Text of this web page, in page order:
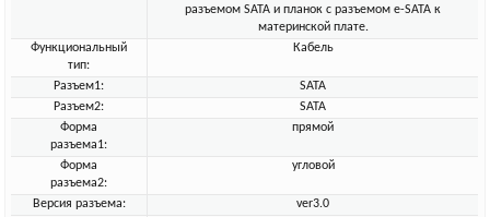
разъемом SATA и планок с разъемом e-SATA к
материнской плате.
Функциональный
тип:
Кабель
Разъем1:
SATA
Разъем2:
SATA
Форма
разъема1:
прямой
Форма
разъема2:
угловой
Версия разъема:
ver3.0